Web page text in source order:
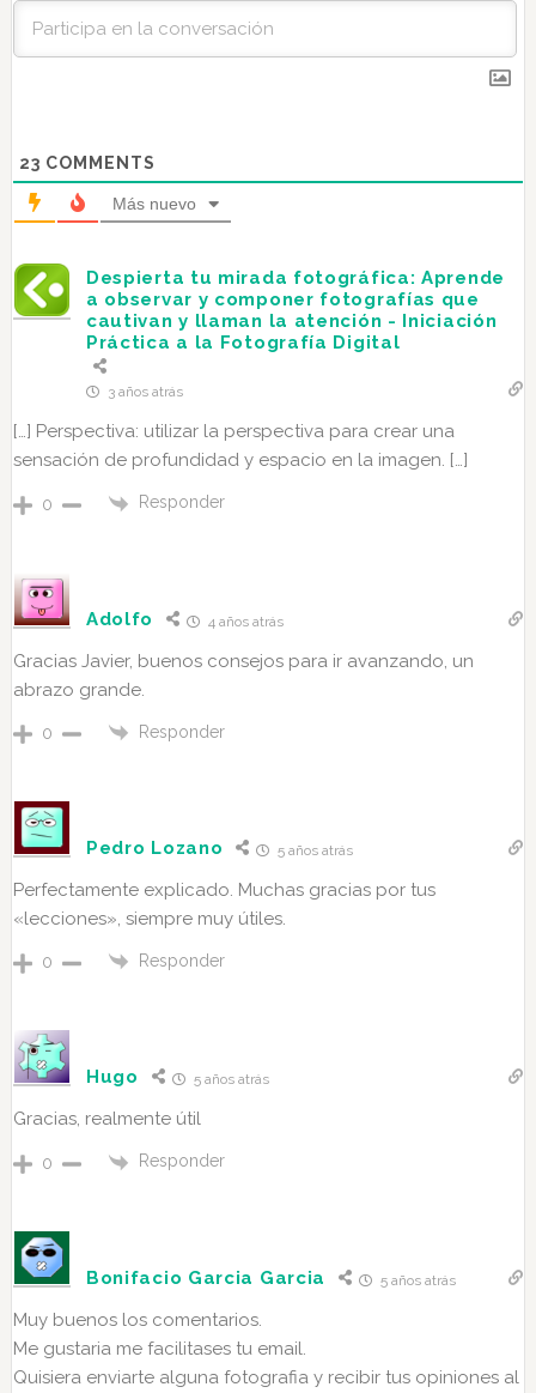
23 COMMENTS
Más nuevo
Despierta tu mirada fotográfica: Aprende
a observar y componer fotografías que
cautivan y llaman la atención - Iniciación
Práctica a la Fotografía Digital
3 años atrás
[…] Perspectiva: utilizar la perspectiva para crear una
sensación de profundidad y espacio en la imagen. […]
0 Responder
Adolfo 4 años atrás
Gracias Javier, buenos consejos para ir avanzando, un
abrazo grande.
0 Responder
Pedro Lozano 5 años atrás
Perfectamente explicado. Muchas gracias por tus
«lecciones», siempre muy útiles.
0 Responder
Hugo 5 años atrás
Gracias, realmente útil
0 Responder
Bonifacio Garcia Garcia 5 años atrás
Muy buenos los comentarios.
Me gustaria me facilitases tu email.
Quisiera enviarte alguna fotografia y recibir tus opiniones al